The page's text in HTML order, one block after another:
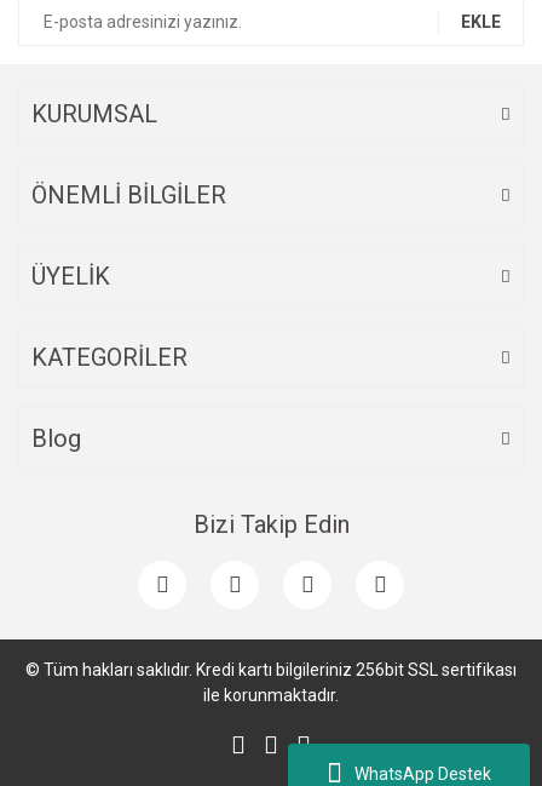
WhatsApp Destek
Ürün fiyatı diğer sitelerden daha pahalı.
EKLE
KURUMSAL
ÖNEMLİ BİLGİLER
ÜYELİK
KATEGORİLER
Blog
Bizi Takip Edin
© Tüm hakları saklıdır. Kredi kartı bilgileriniz 256bit SSL sertifikası
ile korunmaktadır.